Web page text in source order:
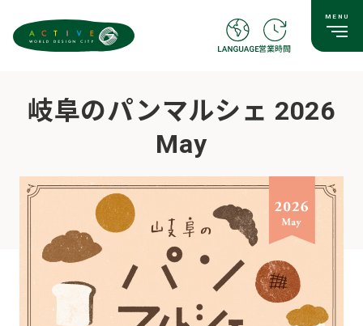
岐阜のパンマルシェ 2026
May